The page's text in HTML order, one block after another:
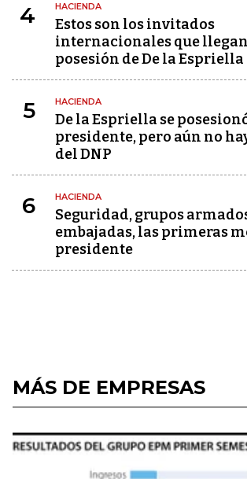
4 HACIENDA
Estos son los invitados
internacionales que
posesión de De la Espriella
5 HACIENDA
De la Espriella se
presidente, pero aún no
del DNP
6 HACIENDA
Seguridad, grupos
embajadas, las primeras
presidente
MÁS DE EMPRESAS